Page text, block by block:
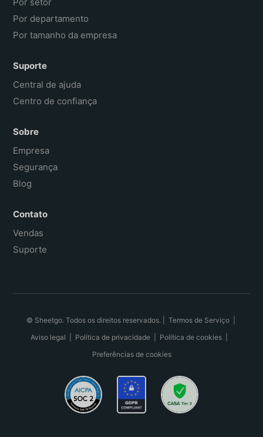
Por departamento
Por tamanho da empresa
Suporte
Central de ajuda
Centro de confiança
Sobre
Empresa
Segurança
Blog
Contato
Vendas
Suporte
© Sheetgo. Todos os direitos reservados. | Termos de Serviço|
Aviso legal
Política de privacidade| Política de cookies|
Preferências de cookies